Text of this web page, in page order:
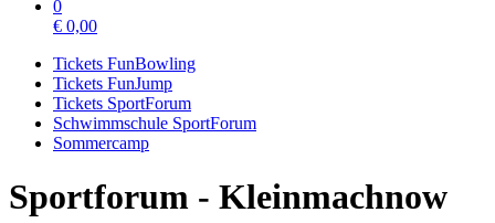
0
€ 0,00
Tickets FunBowling
Tickets FunJump
Tickets SportForum
Schwimmschule SportForum
Sommercamp
Sportforum - Kleinmachnow